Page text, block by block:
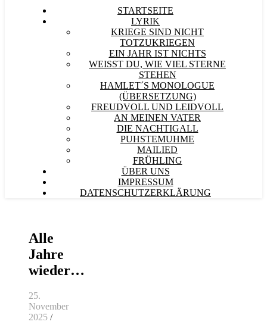
STARTSEITE
LYRIK
KRIEGE SIND NICHT
TOTZUKRIEGEN
EIN JAHR IST NICHTS
WEISST DU, WIE VIEL STERNE S
TEHEN
HAMLET´S MONOLOGUE
(ÜBERSETZUNG)
FREUDVOLL UND LEIDVOLL
AN MEINEN VATER
DIE NACHTIGALL
PUHSTEMUHME
MAILIED
FRÜHLING
ÜBER UNS
IMPRESSUM
DATENSCHUTZERKLÄRUNG
Alle
Jahre
wieder…
25.
November
2025 /